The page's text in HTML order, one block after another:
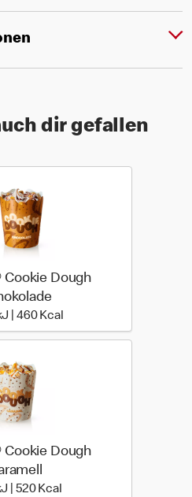
dir gefallen
Cookie Dough
| 460 Kcal
Cookie Dough
| 520 Kcal